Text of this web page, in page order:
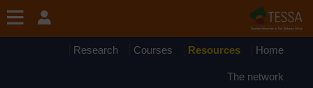
تجاوز إلى المحتوى الرئيسي
OpenLearn Create will be unavailable on Wednesday 12
August 2026 from 8am to 10.30am (GMT) due to routine
Home
Resources
Courses
Research
The network